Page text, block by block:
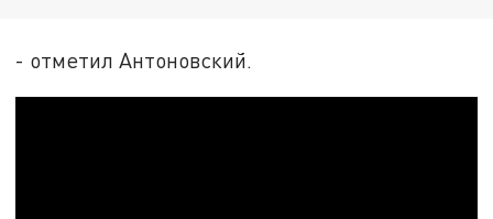
- отметил Антоновский.